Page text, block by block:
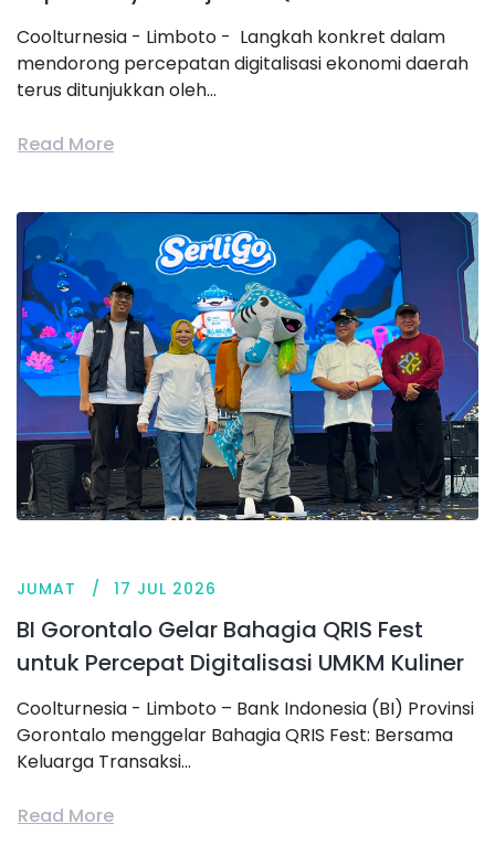
Coolturnesia - Limboto - Langkah konkret dalam
mendorong percepatan digitalisasi ekonomi daerah
terus ditunjukkan oleh...
Read More
JUMAT 17 JUL 2026
BI Gorontalo Gelar Bahagia QRIS Fest
untuk Percepat Digitalisasi UMKM Kuliner
Coolturnesia - Limboto – Bank Indonesia (BI) Provinsi
Gorontalo menggelar Bahagia QRIS Fest: Bersama
Keluarga Transaksi...
Read More